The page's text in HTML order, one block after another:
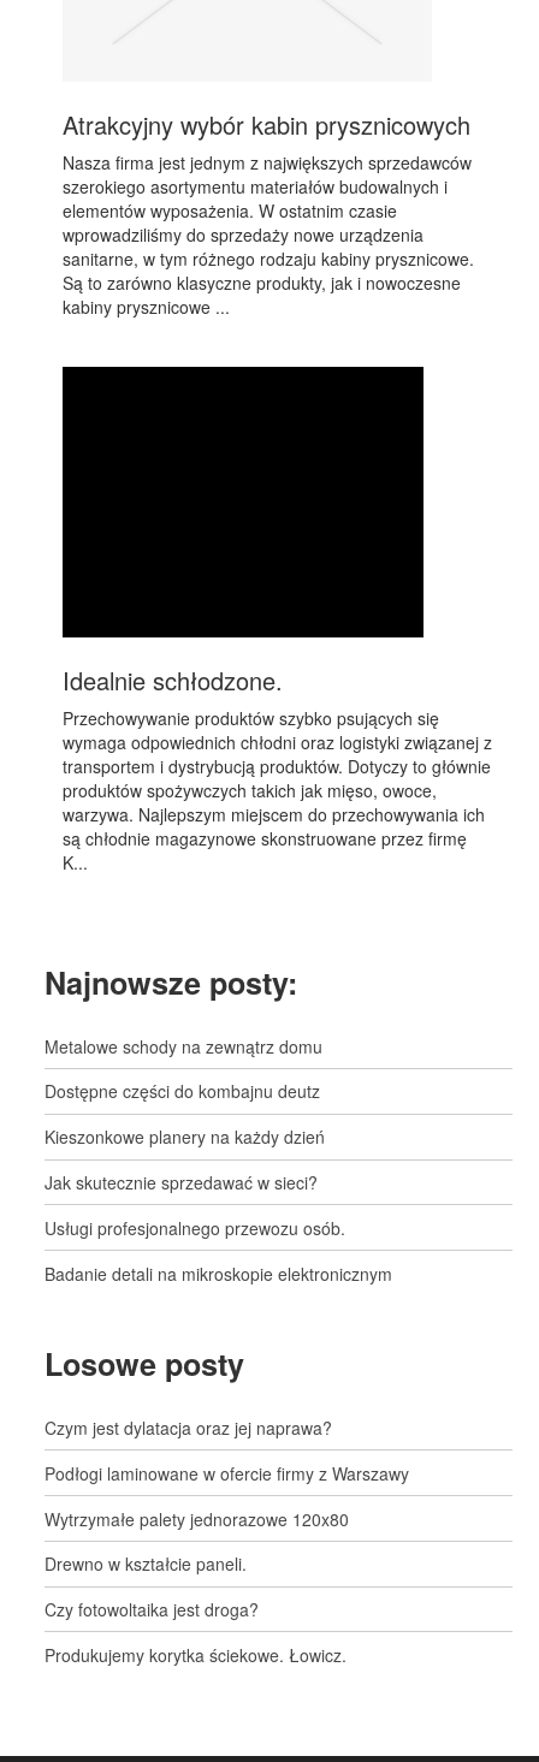
Atrakcyjny wybór kabin prysznicowych
Nasza firma jest jednym z największych sprzedawców
szerokiego asortymentu materiałów budowalnych i
elementów wyposażenia. W ostatnim czasie
wprowadziliśmy do sprzedaży nowe urządzenia
sanitarne, w tym różnego rodzaju kabiny prysznicowe.
Są to zarówno klasyczne produkty, jak i nowoczesne
kabiny prysznicowe ...
Idealnie schłodzone.
Przechowywanie produktów szybko psujących się
wymaga odpowiednich chłodni oraz logistyki związanej z
transportem i dystrybucją produktów. Dotyczy to głównie
produktów spożywczych takich jak mięso, owoce,
warzywa. Najlepszym miejscem do przechowywania ich
są chłodnie magazynowe skonstruowane przez firmę
K...
Najnowsze posty:
Metalowe schody na zewnątrz domu
Dostępne części do kombajnu deutz
Kieszonkowe planery na każdy dzień
Jak skutecznie sprzedawać w sieci?
Usługi profesjonalnego przewozu osób.
Badanie detali na mikroskopie elektronicznym
Losowe posty
Czym jest dylatacja oraz jej naprawa?
Podłogi laminowane w ofercie firmy z Warszawy
Wytrzymałe palety jednorazowe 120x80
Drewno w kształcie paneli.
Czy fotowoltaika jest droga?
Produkujemy korytka ściekowe. Łowicz.